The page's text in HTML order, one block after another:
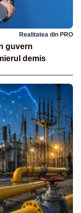
Realitatea din PRO
guvern
demis